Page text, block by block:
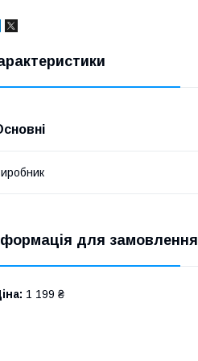
для замовлення
1 199 ₴